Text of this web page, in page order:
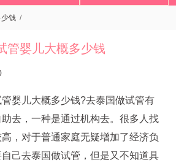
钱 /
管婴儿大概多少钱
婴儿大概多少钱?去泰国做试管有
去，一种是通过机构去。很多人找
，对于普通家庭无疑增加了经济负
己去泰国做试管，但是又不知道具